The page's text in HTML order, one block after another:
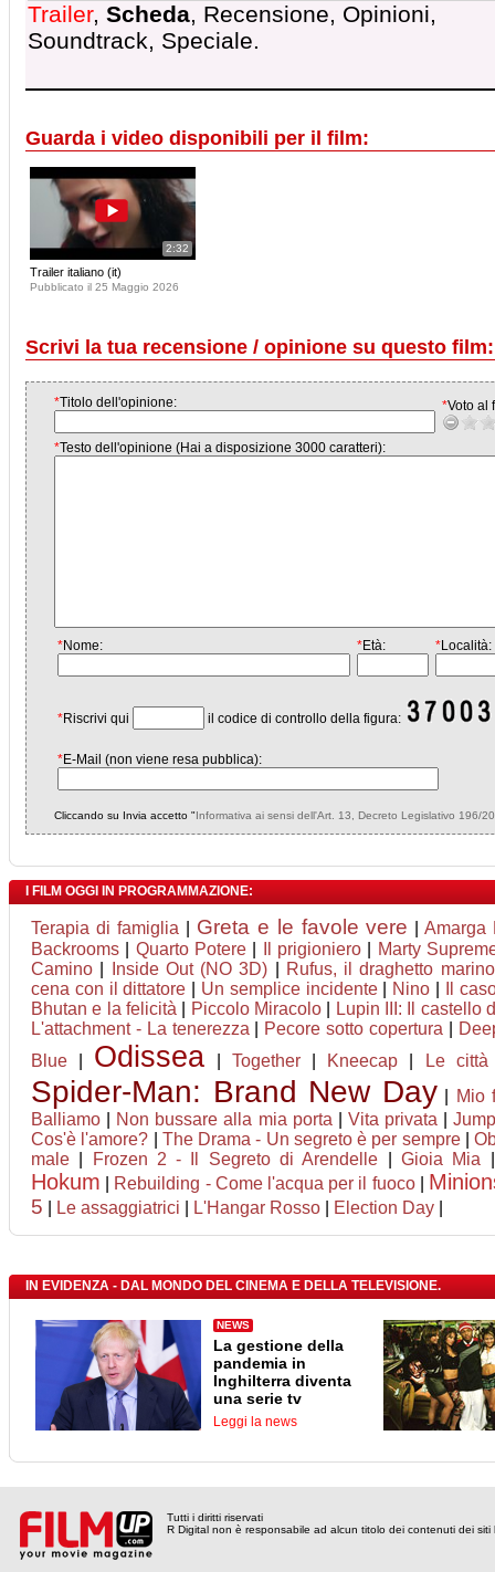
Trailer, Scheda, Recensione, Opinioni,
Soundtrack, Speciale.
Guarda i video disponibili per il film:
2:32
Trailer italiano (it)
Pubblicato il 25 Maggio 2026
Scrivi la tua recensione / opinione su questo
*Titolo dell'opinione: *Voto al
*Testo dell'opinione (Hai a disposizione 3000 caratteri):
*Nome: *Età: *Località:
*Riscrivi qui il codice di controllo della figura:
*E-Mail (non viene resa pubblica):
Cliccando su Invia accetto "Informativa ai sensi dell'Art. 13, Decreto Legislativo 196/
I FILM OGGI IN PROGRAMMAZIONE:
Terapia di famiglia Greta e le favole vere |Amarga
Backrooms
Quarto Potere| Il prigioniero|
Marty
Camino
Inside Out (NO 3D)
Rufus, il draghetto
cena con il dittatore
Un semplice incidente| Nino
Il
Bhutan e la felicità
Piccolo Miracolo
Lupin III: Il castello
L'attachment - La tenerezza
Pecore sotto copertura
Blue
Odissea Together| Kneecap Le
Spider-Man: Brand New Day
Mio
Balliamo
Non bussare alla mia porta Vita privata |
Cos'è l'amore?
The Drama - Un segreto è per sempre|
male
Frozen 2 - Il Segreto di Arendelle Gioia Mia
Hokum Rebuilding - Come l'acqua per il fuoco|
5 Le assaggiatrici L'Hangar Rosso Election Day
IN EVIDENZA - DAL MONDO DEL CINEMA E DELLA TELEVISIONE.
NEWS
La gestione della
pandemia in
Inghilterra diventa
una serie tv
Leggi la news
Tutti i diritti riservati
R Digital non è responsabile ad alcun titolo dei contenuti dei siti